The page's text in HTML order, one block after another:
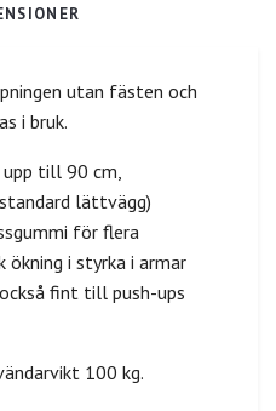
utan fästen och
i bruk.
upp till 90 cm,
lättvägg)
för flera
ökning i styrka i armar
fint till push-ups
100 kg.